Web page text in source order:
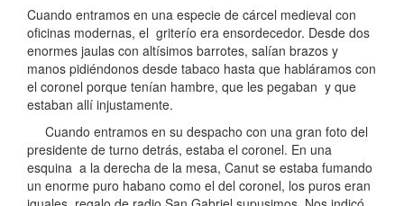
Cuando entramos en una especie de cárcel medieval con
oficinas modernas, el griterío era ensordecedor. Desde dos
enormes jaulas con altísimos barrotes, salían brazos y
manos pidiéndonos desde tabaco hasta que habláramos con
el coronel porque tenían hambre, que les pegaban y que
estaban allí injustamente.
Cuando entramos en su despacho con una gran foto del
presidente de turno detrás, estaba el coronel. En una
esquina a la derecha de la mesa, Canut se estaba fumando
un enorme puro habano como el del coronel, los puros eran